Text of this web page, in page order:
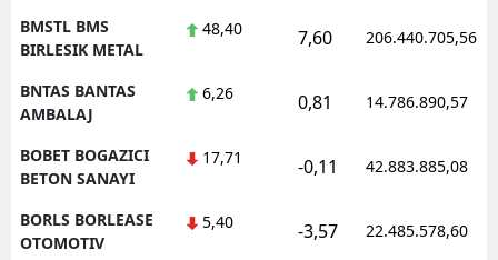
BMSTL BMS
BIRLESIK METAL
48,40 7,60 206.440.705,56
BNTAS BANTAS
AMBALAJ
6,26 0,81 14.786.890,57
BOBET BOGAZICI
BETON SANAYI
17,71 -0,11 42.883.885,08
BORLS BORLEASE
OTOMOTIV
5,40 -3,57 22.485.578,60